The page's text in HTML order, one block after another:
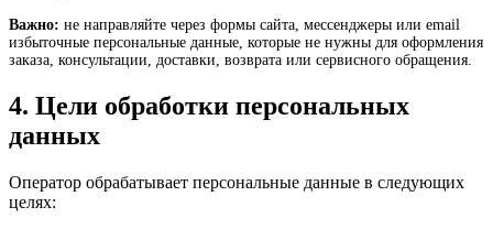
Важно: не направляйте через формы сайта, мессенджеры или email
избыточные персональные данные, которые не нужны для оформления
заказа, консультации, доставки, возврата или сервисного обращения.
4. Цели обработки персональных
данных
Оператор обрабатывает персональные данные в следующих
целях: